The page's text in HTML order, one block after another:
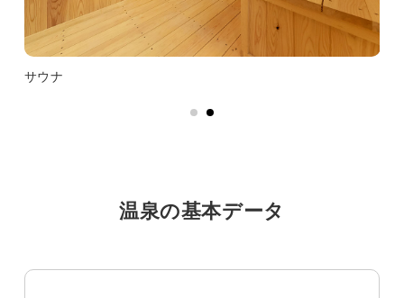
サウナ
温泉の基本データ